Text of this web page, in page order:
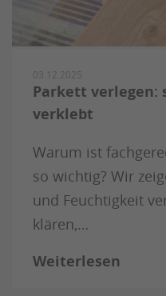
03.12.2025
Parkett verlegen:
verklebt
Warum ist
so wichtig? Wir
und Feuchtigkeit
klären,…
Weiterlesen